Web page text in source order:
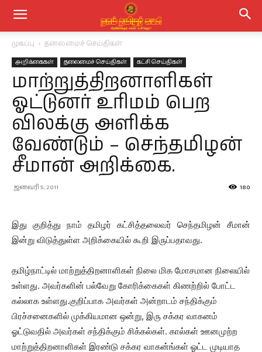
முகப்பு தலைமைச் செய்திகள்
அறிக்கைகள் தலைமைச் செய்திகள் கட்சி செய்திகள்
மாற்றுத்திறனாளிகள்
ஓட்டுனர் உரிமம் பெற
விலக்கு அளிக்க
வேண்டும் – செந்தமிழன்
சீமான் அறிக்கை.
ஜனவரி 5, 2011 180
இது குறித்து நாம் தமிழர் கட்சித்தலைவர் செந்தமிழன் சீமான்
இன்று விடுத்துள்ள அறிக்கையில் கூறி இருப்பதாவது.
தமிழ்நாட்டில் மாற்றுத்திறனாளிகள் நிலை மிக மோசமான நிலையில்
உள்ளது. அவர்களின் பல்வேறு கோரிக்கைகள் கிணற்றில் போட்ட
கல்லாக உள்ளது.குறிப்பாக அவர்கள் அன்றாடம் சந்திக்கும்
பிரச்சனைகளில் முக்கியமான ஒன்று, இரு சக்கர வாகனம்
ஓட்டுவதில் அவர்கள் சந்திக்கும் சிக்கல்கள். கால்கள் ஊனமுற்ற
மாற்றுத்திறனாளிகள் இரண்டு சக்கர வாகன்ங்கள் ஓட்ட முடியாத